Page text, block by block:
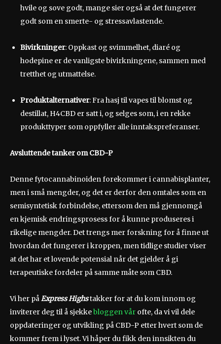
hvile og sove godt, mange sier også at det fungerer
godt som en smerte- og stressavlastende.
Bivirkninger: Oppkast og svimmelhet, diaré og
hodepine er de vanligste bivirkningene, sammen med
tretthet og utmattelse.
Produktalternativer: Fra hasj til vapes til blomst og
destillat, H4CBD er satt i, og selges som, i en rekke
produkttyper som oppfyller alle inntakspreferanser.
Avsluttende tanker om CBD-P
Denne fytocannabinoiden forekommer i cannabisplanter,
men i små mengder, og det er derfor den omtales som en
semisyntetisk forbindelse, ettersom den må gjennomgå
en kjemisk endringsprosess for å kunne produseres i
rikelige mengder. Det trengs mer forskning for å finne ut
hvordan det fungerer i kroppen, men tidlige studier viser
at det har et lovende potensial når det gjelder å gi
terapeutiske fordeler på samme måte som CBD.
Vi her påExpress Highstakker for at du kom innom og
inviterer deg til å sjekkebloggen vår ofte, da vi vil dele
oppdateringer og utvikling på CBD-P etter hvert som de
kommer frem i lyset. Vi håper du fikk den innsikten du